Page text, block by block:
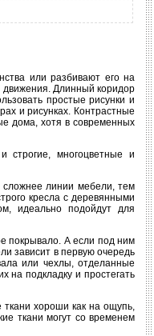
или разбивают его на
движения. Длинный коридор
простые рисунки и
и рисунках. Контрастные
дома, хотя в современных
строгие, многоцветные и
сложнее линии мебели, тем
кресла с деревянными
идеально подойдут для
покрывало. А если под ним
зависит в первую очередь
или чехлы, отделанные
на подкладку и простегать
хороши как на ощупь,
ткани могут со временем